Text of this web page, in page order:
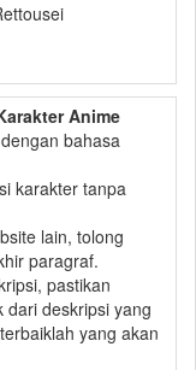
Anime
bahasa
karakter tanpa
lain, tolong
paragraf.
pastikan
dari deskripsi yang
yang akan